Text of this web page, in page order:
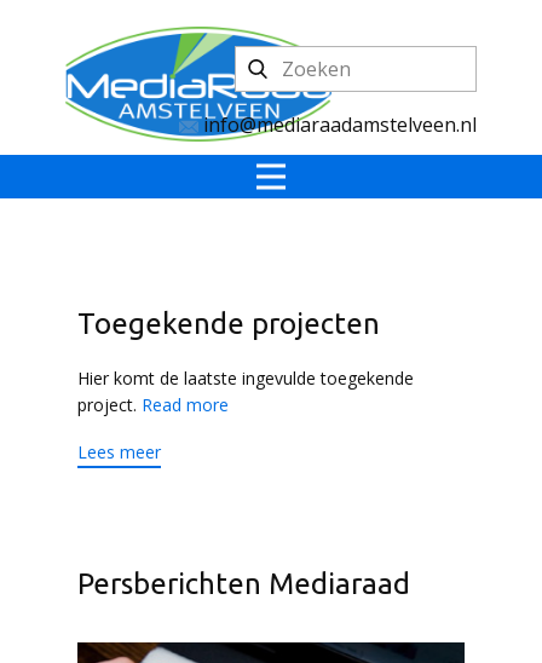
info@mediaraadamstelveen.nl
Toegekende projecten
Hier komt de laatste ingevulde toegekende
project. Read more
Lees meer
Persberichten Mediaraad